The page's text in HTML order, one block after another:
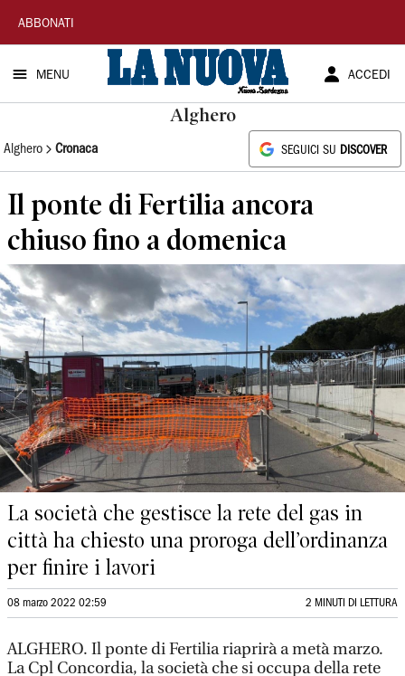
La
Nuova
Sardegna
ABBONATI
MENU ACCEDI
Alghero
Alghero Cronaca SEGUICI SU DISCOVER
Il ponte di Fertilia ancora
chiuso fino a domenica
La società che gestisce la rete del gas in
città ha chiesto una proroga dell’ordinanza
per finire i lavori
08 marzo 2022 02:59 2 MINUTI DI LETTURA
ALGHERO. Il ponte di Fertilia riaprirà a metà marzo.
La Cpl Concordia, la società che si occupa della rete